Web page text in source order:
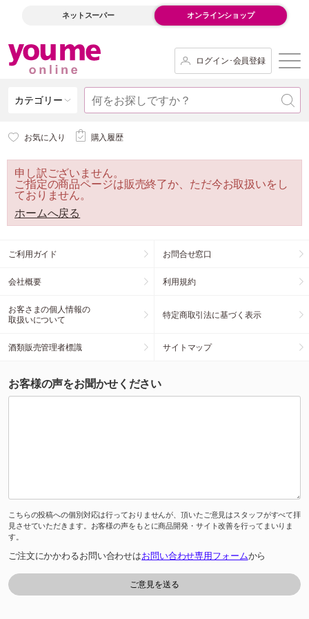
ネットスーパー オンラインショップ
ログイン･会員登録
カテゴリー
お気に入り 購入履歴
申し訳ございません。
ご指定の商品ページは販売終了か、ただ今お取扱いをし
ておりません。
ホームへ戻る
ご利用ガイド お問合せ窓口
会社概要 利用規約
お客さまの個人情報の
取扱いについて
特定商取引法に基づく表示
酒類販売管理者標識 サイトマップ
お客様の声をお聞かせください
こちらの投稿への個別対応は行っておりませんが、頂いたご意見はスタッフがすべて拝
見させていただきます。お客様の声をもとに商品開発・サイト改善を行ってまいりま
す。
ご注文にかかわるお問い合わせはお問い合わせ専用フォームから